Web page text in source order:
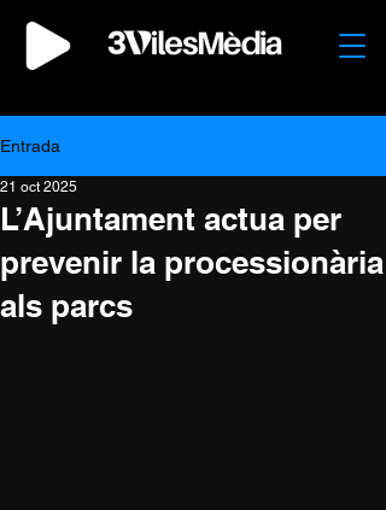
Entrada
L’Ajuntament actua per
prevenir la processionària
als parcs
21 oct 2025